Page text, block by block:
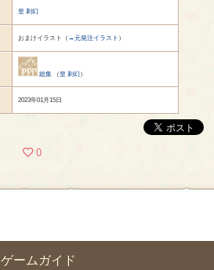
ゲームガイド
皇 刺幻
おまけイラスト（ →元発注イラスト ）
総集（皇 刺幻）
2023年01月15日
0